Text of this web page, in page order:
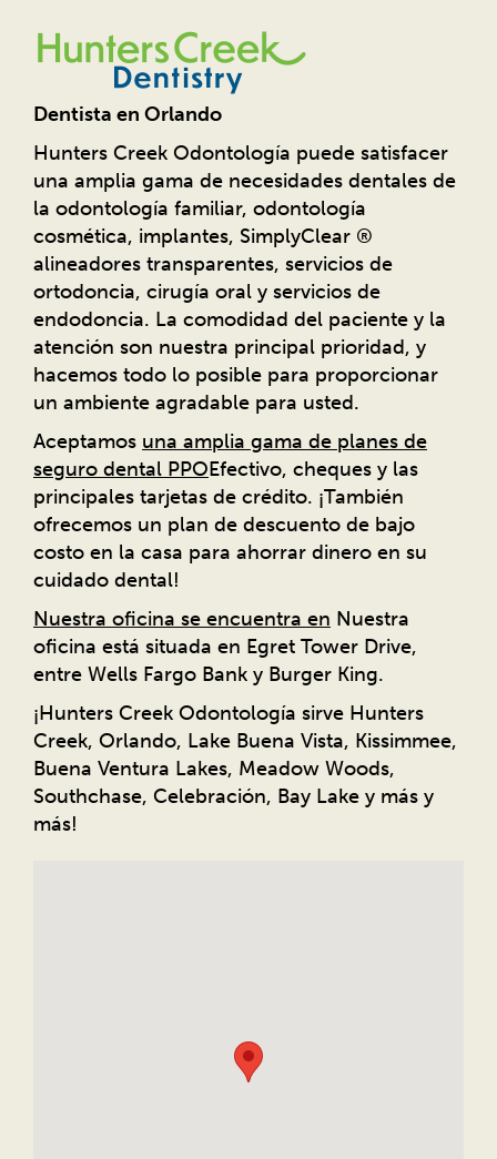
Dentista en Orlando
Hunters Creek Odontología puede satisfacer
una amplia gama de necesidades dentales de
la odontología familiar, odontología
cosmética, implantes, SimplyClear ®
alineadores transparentes, servicios de
ortodoncia, cirugía oral y servicios de
endodoncia. La comodidad del paciente y la
atención son nuestra principal prioridad, y
hacemos todo lo posible para proporcionar
un ambiente agradable para usted.
Aceptamos una amplia gama de planes de
seguro dental PPOEfectivo, cheques y las
principales tarjetas de crédito. ¡También
ofrecemos un plan de descuento de bajo
costo en la casa para ahorrar dinero en su
cuidado dental!
Nuestra oficina se encuentra en Nuestra
oficina está situada en Egret Tower Drive,
entre Wells Fargo Bank y Burger King.
¡Hunters Creek Odontología sirve Hunters
Creek, Orlando, Lake Buena Vista, Kissimmee,
Buena Ventura Lakes, Meadow Woods,
Southchase, Celebración, Bay Lake y más y
más!